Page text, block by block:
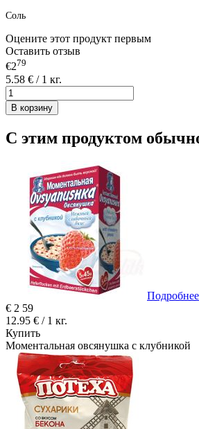
Соль 1,3
Оцените этот продукт первым
Оставить отзыв
€279
5.58 € / 1 кг.
В корзину
С этим продуктом
Подробнее
€ 2 59
12.95 € / 1 кг.
Купить
Моментальная овсянушка с клубникой